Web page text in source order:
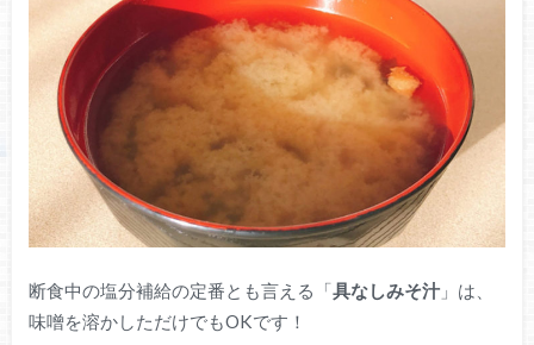
断食中の塩分補給の定番とも言える「具なしみそ汁」は、
味噌を溶かしただけでもOKです！